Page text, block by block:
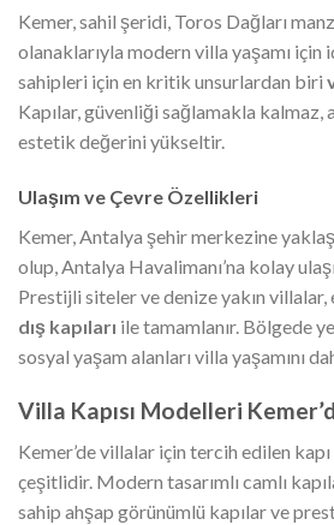
Kemer, sahil şeridi, Toros Dağları
olanaklarıyla modern villa yaşamı için
sahipleri için en kritik unsurlardan biri
Kapılar, güvenliği sağlamakla kalmaz,
estetik değerini yükseltir.
Ulaşım ve Çevre Özellikleri
Kemer, Antalya şehir merkezine
olup, Antalya Havalimanı’na kolay
Prestijli siteler ve denize yakın
dış kapıları ile tamamlanır. Bölgede
sosyal yaşam alanları villa yaşamını
Villa Kapısı Modelleri
Kemer’de villalar için tercih edilen
çeşitlidir. Modern tasarımlı camlı
sahip ahşap görünümlü kapılar ve